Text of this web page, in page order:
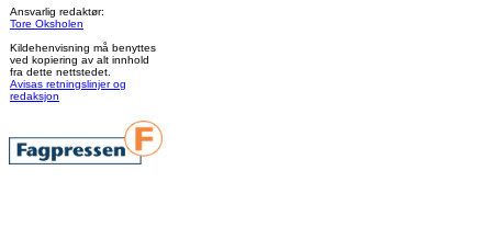
Ansvarlig redaktør:
Tore Oksholen
Kildehenvisning må benyttes
ved kopiering av alt innhold
fra dette nettstedet.
Avisas retningslinjer og
redaksjon